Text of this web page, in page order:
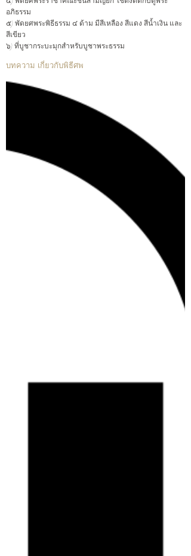
อภิธรรม
๕) พัดยศพระพิธีธรรม ๔ ด้าม มีสีเหลือง สีแดง สีน้ำเงิน และ
สีเขียว
๖) ที่บูชากระบะมุกสำหรับบูชาพระธรรม
บทความ เกี่ยวกับพิธีศพ